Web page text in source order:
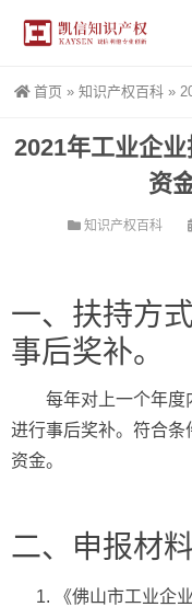
首页 » 知识产权百科 »
2021年工业企
资
知识产权百科
一、扶持方
事后奖补。
每年对上一个年度
进行事后奖补。符合
资金。
二、申报材料
《佛山市工业企